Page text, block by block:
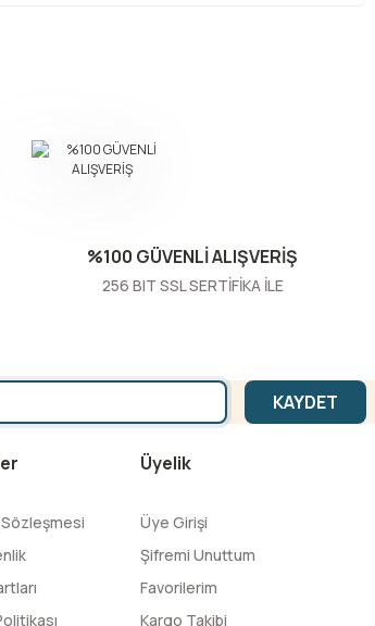
%100 GÜVENLİ ALIŞVERİŞ
256 BIT SSL SERTİFİKA İLE
KAYDET
Üyelik
Üye Girişi
Şifremi Unuttum
Favorilerim
Kargo Takibi